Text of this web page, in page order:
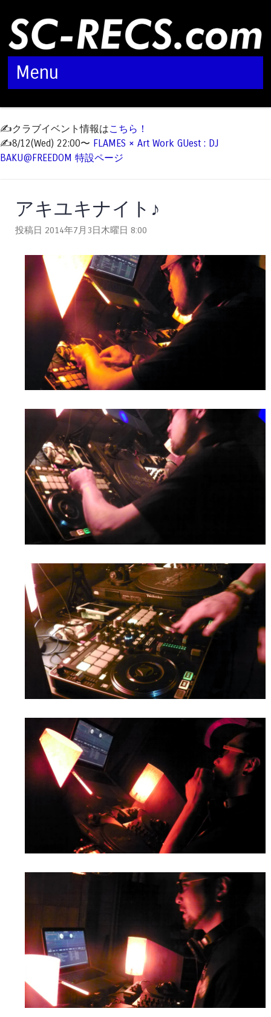
Menu
✍️クラブイベント情報はこちら！
✍️8/12(Wed) 22:00〜 FLAMES × Art Work GUest : DJ
BAKU@FREEDOM 特設ページ
アキユキナイト♪
投稿日 2014年7月3日木曜日 8:00